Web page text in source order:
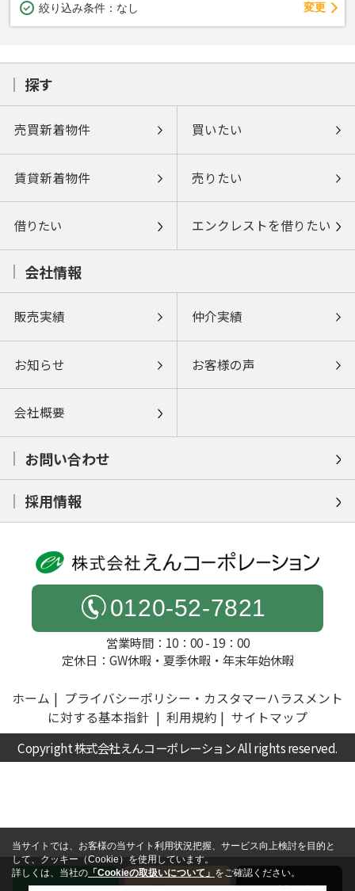
絞り込み条件： なし 変更
探す
売買新着物件 買いたい
賃貸新着物件 売りたい
借りたい エンクレストを借りたい
会社情報
販売実績 仲介実績
お知らせ お客様の声
会社概要
お問い合わせ
採用情報
0120-52-7821
営業時間：10：00 - 19：00
定休日：GW休暇・夏季休暇・年末年始休暇
ホーム
プライバシーポリシー・カスタマーハラスメント
に対する基本指針
利用規約 サイトマップ
Copyright 株式会社えんコーポレーション All rights reserved.
当サイトでは、お客様の当サイト利用状況把握、サービス向上検討を目的と
して、クッキー（Cookie）を使用しています。
詳しくは、当社の 「Cookieの取扱いについて」 をご確認ください。